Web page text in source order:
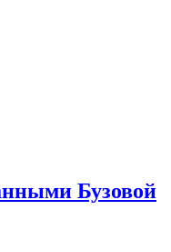
Бузовой